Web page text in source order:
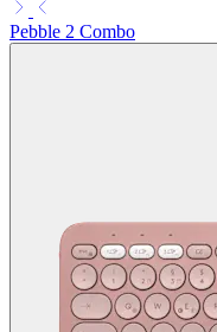
Pebble 2 Combo